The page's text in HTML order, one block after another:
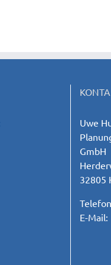
Uwe
GmbH
32805
E-Mail: